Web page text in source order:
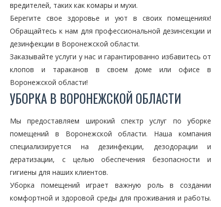
вредителей, таких как комары и мухи.
Берегите свое здоровье и уют в своих помещениях!
Обращайтесь к нам для профессиональной дезинсекции и
дезинфекции в Воронежской области.
Заказывайте услуги у нас и гарантированно избавитесь от
клопов и тараканов в своем доме или офисе в
Воронежской области!
УБОРКА В ВОРОНЕЖСКОЙ ОБЛАСТИ
Мы предоставляем широкий спектр услуг по уборке
помещений в Воронежской области. Наша компания
специализируется на дезинфекции, дезодорации и
дератизации, с целью обеспечения безопасности и
гигиены для наших клиентов.
Уборка помещений играет важную роль в создании
комфортной и здоровой среды для проживания и работы.